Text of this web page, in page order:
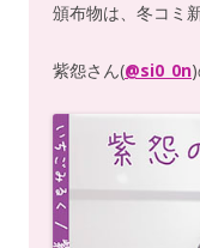
頒布物は、冬コミ
紫怨さん(@si0_0n